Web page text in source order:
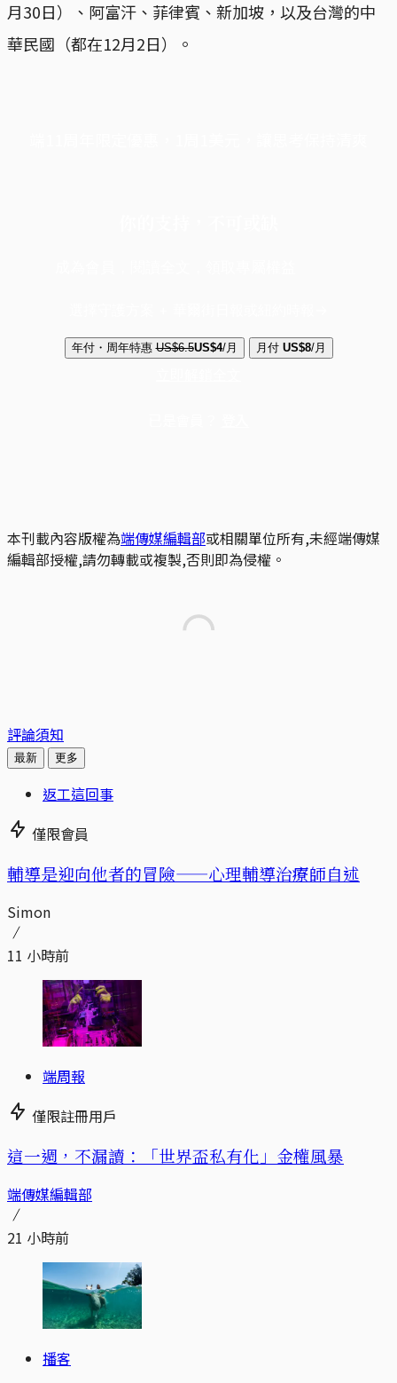
月30日）、阿富汗、菲律賓、新加坡，以及台灣的中
華民國（都在12月2日）。
年付・周年特惠 US$6.5US$4/月 月付 US$8/月
本刊載內容版權為端傳媒編輯部或相關單位所有,未經端傳媒
編輯部授權,請勿轉載或複製,否則即為侵權。
評論須知
最新 更多
返工這回事
僅限會員
輔導是迎向他者的冒險——心理輔導治療師自述
Simon
11 小時前
端周報
僅限註冊用戶
這一週，不漏讀：「世界盃私有化」金權風暴
端傳媒編輯部
21 小時前
播客